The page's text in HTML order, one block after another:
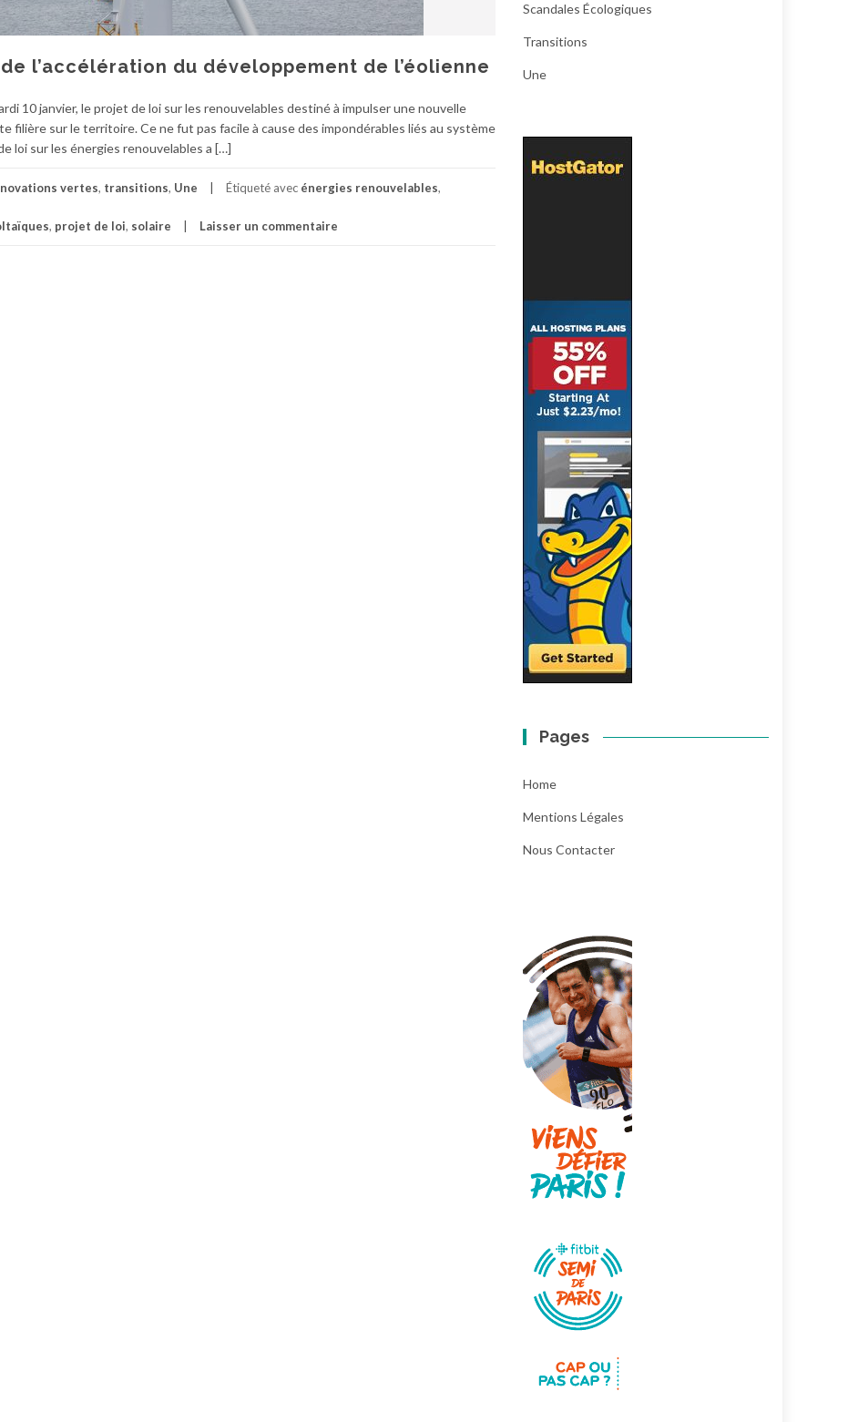
l’accélération du développement de l’éolienne
10 janvier, le projet de loi sur les renouvelables destiné à impulser une nouvelle
filière sur le territoire. Ce ne fut pas facile à cause des impondérables liés au système
loi sur les énergies renouvelables a […]
vertes, transitions, Une Étiqueté avec énergies renouvelables,
, projet de loi, solaire Laisser un commentaire
Scandales Écologiques
Transitions
Une
Pages
Home
Mentions Légales
Nous Contacter